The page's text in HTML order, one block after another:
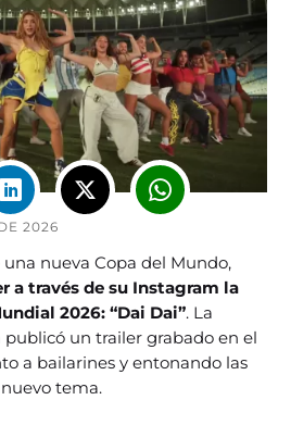
2026
nueva Copa del Mundo,
a través de su Instagram la
2026: “Dai Dai”. La
un trailer grabado en el
a bailarines y entonando las
tema.